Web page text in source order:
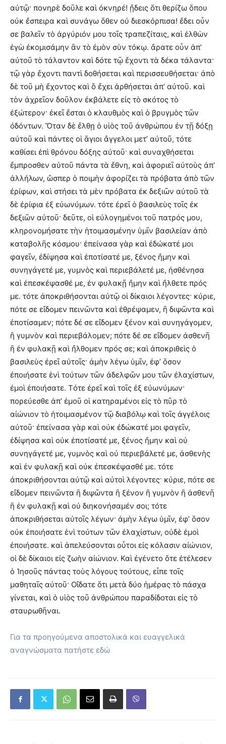
αὐτῷ· πονηρὲ δοῦλε καὶ ὀκνηρέ! ᾔδεις ὅτι θερίζω ὅπου
οὐκ ἔσπειρα καὶ συνάγω ὅθεν οὐ διεσκόρπισα! ἔδει οὖν
σε βαλεῖν τὸ ἀργύριόν μου τοῖς τραπεζίταις, καὶ ἐλθὼν
ἐγὼ ἐκομισάμην ἂν τὸ ἐμὸν σὺν τόκῳ. ἄρατε οὖν ἀπ’
αὐτοῦ τὸ τάλαντον καὶ δότε τῷ ἔχοντι τὰ δέκα τάλαντα·
τῷ γὰρ ἔχοντι παντὶ δοθήσεται καὶ περισσευθήσεται· ἀπὸ
δὲ τοῦ μὴ ἔχοντος καὶ ὃ ἔχει ἀρθήσεται ἀπ’ αὐτοῦ. καὶ
τὸν ἀχρεῖον δοῦλον ἐκβάλετε εἰς τὸ σκότος τὸ
ἐξώτερον· ἐκεῖ ἔσται ὁ κλαυθμὸς καὶ ὁ βρυγμὸς τῶν
ὀδόντων. Ὅταν δὲ ἔλθῃ ὁ υἱὸς τοῦ ἀνθρώπου ἐν τῇ δόξῃ
αὐτοῦ καὶ πάντες οἱ ἅγιοι ἄγγελοι μετ’ αὐτοῦ, τότε
καθίσει ἐπὶ θρόνου δόξης αὐτοῦ· καὶ συναχθήσεται
ἔμπροσθεν αὐτοῦ πάντα τὰ ἔθνη, καὶ ἀφοριεῖ αὐτοὺς ἀπ’
ἀλλήλων, ὥσπερ ὁ ποιμὴν ἀφορίζει τὰ πρόβατα ἀπὸ τῶν
ἐρίφων, καὶ στήσει τὰ μὲν πρόβατα ἐκ δεξιῶν αὐτοῦ τὰ
δὲ ἐρίφια ἐξ εὐωνύμων. τότε ἐρεῖ ὁ βασιλεὺς τοῖς ἐκ
δεξιῶν αὐτοῦ· δεῦτε, οἱ εὐλογημένοι τοῦ πατρός μου,
κληρονομήσατε τὴν ἡτοιμασμένην ὑμῖν βασιλείαν ἀπὸ
καταβολῆς κόσμου· ἐπείνασα γὰρ καὶ ἐδώκατέ μοι
φαγεῖν, ἐδίψησα καὶ ἐποτίσατέ με, ξένος ἤμην καὶ
συνηγάγετέ με, γυμνὸς καὶ περιεβάλετέ με, ἠσθένησα
καὶ ἐπεσκέψασθέ με, ἐν φυλακῇ ἤμην καὶ ἤλθετε πρός
με. τότε ἀποκριθήσονται αὐτῷ οἱ δίκαιοι λέγοντες· κύριε,
πότε σε εἴδομεν πεινῶντα καὶ ἐθρέψαμεν, ἢ διψῶντα καὶ
ἐποτίσαμεν; πότε δέ σε εἴδομεν ξένον καὶ συνηγάγομεν,
ἢ γυμνὸν καὶ περιεβάλομεν; πότε δέ σε εἴδομεν ἀσθενῆ
ἢ ἐν φυλακῇ καὶ ἤλθομεν πρός σε; καὶ ἀποκριθεὶς ὁ
βασιλεὺς ἐρεῖ αὐτοῖς· ἀμὴν λέγω ὑμῖν, ἐφ’ ὅσον
ἐποιήσατε ἑνὶ τούτων τῶν ἀδελφῶν μου τῶν ἐλαχίστων,
ἐμοὶ ἐποιήσατε. Τότε ἐρεῖ καὶ τοῖς ἐξ εὐωνύμων·
πορεύεσθε ἀπ’ ἐμοῦ οἱ κατηραμένοι εἰς τὸ πῦρ τὸ
αἰώνιον τὸ ἡτοιμασμένον τῷ διαβόλῳ καὶ τοῖς ἀγγέλοις
αὐτοῦ· ἐπείνασα γὰρ καὶ οὐκ ἐδώκατέ μοι φαγεῖν,
ἐδίψησα καὶ οὐκ ἐποτίσατέ με, ξένος ἤμην καὶ οὐ
συνηγάγετέ με, γυμνὸς καὶ οὐ περιεβάλετέ με, ἀσθενὴς
καὶ ἐν φυλακῇ καὶ οὐκ ἐπεσκέψασθέ με. τότε
ἀποκριθήσονται αὐτῷ καὶ αὐτοὶ λέγοντες· κύριε, πότε σε
εἴδομεν πεινῶντα ἢ διψῶντα ἢ ξένον ἢ γυμνὸν ἢ ἀσθενῆ
ἢ ἐν φυλακῇ καὶ οὐ διηκονήσαμέν σοι; τότε
ἀποκριθήσεται αὐτοῖς λέγων· ἀμὴν λέγω ὑμῖν, ἐφ’ ὅσον
οὐκ ἐποιήσατε ἑνὶ τούτων τῶν ἐλαχίστων, οὐδὲ ἐμοὶ
ἐποιήσατε. καὶ ἀπελεύσονται οὗτοι εἰς κόλασιν αἰώνιον,
οἱ δὲ δίκαιοι εἰς ζωὴν αἰώνιον. Καὶ ἐγένετο ὅτε ἐτέλεσεν
ὁ Ἰησοῦς πάντας τοὺς λόγους τούτους, εἶπε τοῖς
μαθηταῖς αὐτοῦ· Οἴδατε ὅτι μετὰ δύο ἡμέρας τὸ πάσχα
γίνεται, καὶ ὁ υἱὸς τοῦ ἀνθρώπου παραδίδοται εἰς τὸ
σταυρωθῆναι.
Για τα προηγούμενα αποστολικά και ευαγγελικά
αναγνώσματα πατήστε εδώ